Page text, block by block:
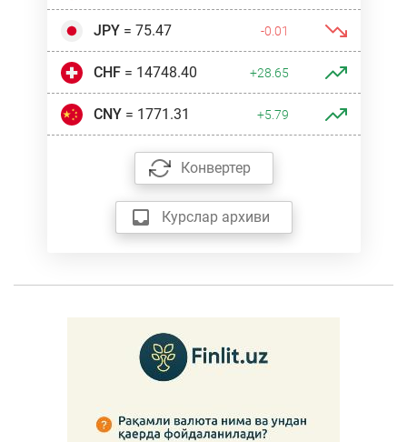
JPY= 75.47 -0.01
CHF= 14748.40 +28.65
CNY= 1771.31 +5.79
Конвертер
Курслар архиви